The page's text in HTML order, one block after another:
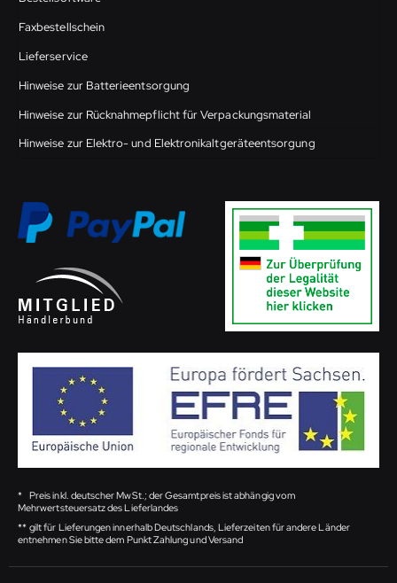
Faxbestellschein
Lieferservice
Hinweise zur Batterieentsorgung
Hinweise zur Rücknahmepflicht für Verpackungsmaterial
Hinweise zur Elektro- und Elektronikaltgeräteentsorgung
* Preis inkl. deutscher MwSt.; der Gesamtpreis ist abhängig vom
Mehrwertsteuersatz des Lieferlandes
** gilt für Lieferungen innerhalb Deutschlands, Lieferzeiten für andere Länder
entnehmen Sie bitte dem Punkt Zahlung und Versand